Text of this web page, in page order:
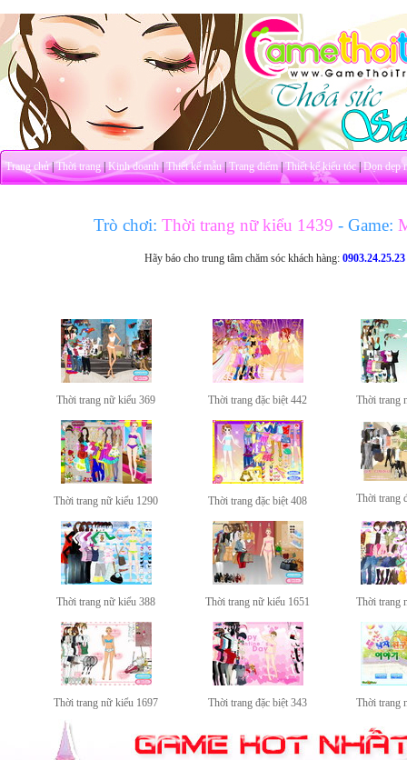
Trang chủ|Thời trang|Kinh doanh|Thiết kế mẫu|Trang điểm|Thiết kế kiểu tóc|Dọn dẹp
Trò chơi: Thời trang nữ kiểu 1439 - Game:
Hãy báo cho trung tâm chăm sóc khách hàng:0903.24.25.23
Thời trang nữ kiểu 369 Thời trang đặc biệt 442 Thời trang
Thời trang nữ kiểu 1290 Thời trang đặc biệt 408 Thời trang
Thời trang nữ kiểu 388 Thời trang nữ kiểu 1651 Thời trang
Thời trang nữ kiểu 1697 Thời trang đặc biệt 343 Thời trang